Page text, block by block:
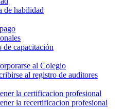
de habilidad
capacitación
al Colegio
al registro de auditores
la certificacion profesional
la recertificacion profesional